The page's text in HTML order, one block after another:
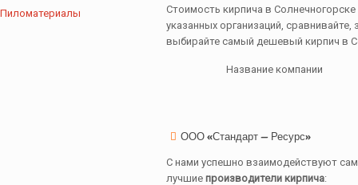
Стоимость кирпича в
указанных организаций,
выбирайте самый дешевый кирпич в
Название компании
ООО «Стандарт — Ресурс»
С нами успешно взаимодействуют
лучшие производители кирпича:
Пиломатериалы